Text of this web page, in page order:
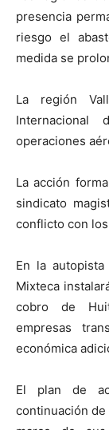
presencia
riesgo el
medida se
La región
Internacional
operaciones
La acción
sindicato
conflicto con
En la
Mixteca
cobro de
empresas
económica
El plan de
continuación